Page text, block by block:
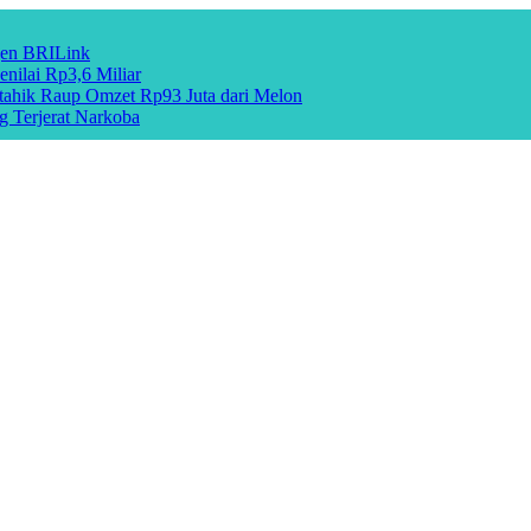
BRILink
Rp3,6 Miliar
Raup Omzet Rp93 Juta dari Melon
Terjerat Narkoba